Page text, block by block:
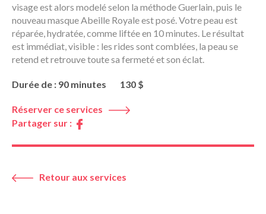
visage est alors modelé selon la méthode Guerlain, puis le
nouveau masque Abeille Royale est posé. Votre peau est
réparée, hydratée, comme liftée en 10 minutes. Le résultat
est immédiat, visible : les rides sont comblées, la peau se
retend et retrouve toute sa fermeté et son éclat.
Durée de : 90 minutes 130 $
Réserver ce services
Partager sur :
Retour aux services